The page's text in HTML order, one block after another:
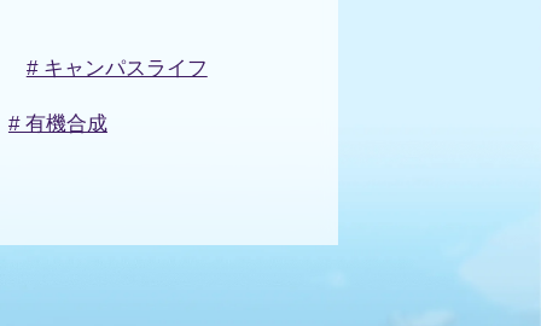
# キャンパスライフ
# 有機合成